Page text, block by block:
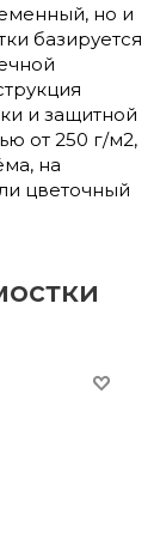
но и
базируется
и защитной
от 250 г/м2,
на
цветочный